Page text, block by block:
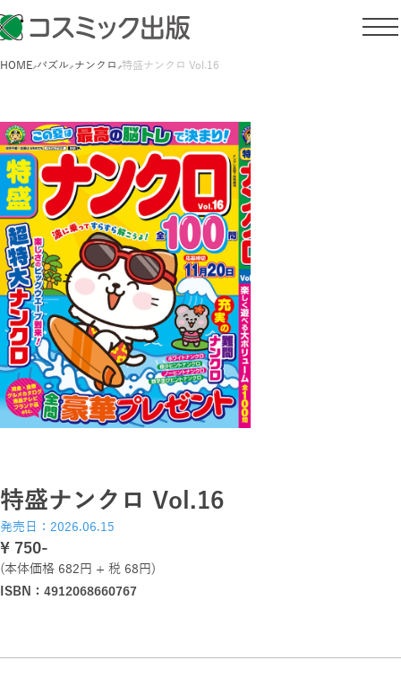
HOME パズル ナンクロ 特盛ナンクロ Vol.16
特盛ナンクロ Vol.16
発売日：2026.06.15
\ 750-
(本体価格 682円 + 税 68円)
ISBN：4912068660767